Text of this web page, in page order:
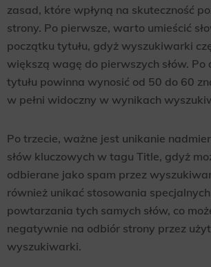
zasad, które wpłyną na skuteczność
strony. Po pierwsze, warto umieścić
początku tytułu, gdyż wyszukiwarki
większą wagę do pierwszych słów. Po
tytułu powinna wynosić od 50 do 60
w pełni widoczny w wynikach
Po trzecie, ważne jest unikanie
słów kluczowych w tagu Title, gdyż
odbierane jako spam przez
również unikać stosowania
powtarzania tych samych słów, co
negatywnie na odbiór strony przez
wyszukiwarki.